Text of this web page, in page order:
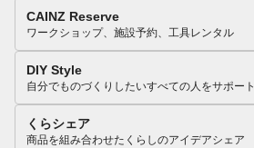
CAINZ Reserve
ワークショップ、施設予約、工具レンタル
DIY Style
自分でものづくりしたいすべての人をサポート
くらシェア
商品を組み合わせたくらしのアイデアシェア